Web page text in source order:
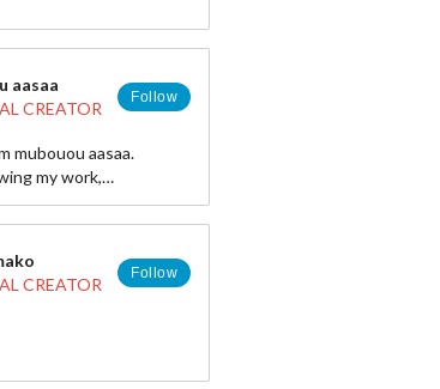
ollycrescent
member.php?
:)
aasaa
CREATOR
Follow
mubouou aasaa.
my work,
those you like.
I will be overjoyed!
okay even if you just
CREATOR
Follow